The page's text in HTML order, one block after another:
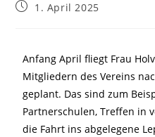
1. April 2025
Anfang April fliegt Frau
Mitgliedern des Vereins
geplant. Das sind zum
Partnerschulen, Treffen in
die Fahrt ins abgelegene